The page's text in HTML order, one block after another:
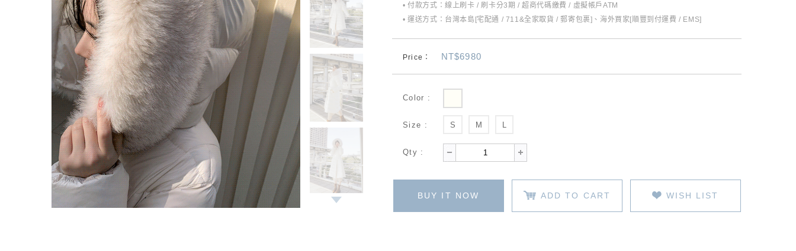
• 付款方式：線上刷卡 / 刷卡分3期 / 超商代碼繳費 / 虛擬帳戶ATM
• 運送方式：台灣本島[宅配通 / 711&全家取貨 / 郵寄包裹]、海外買家[順豐到付運費 / EMS]
Price： NT$6980
Color :
Size : S M
Qty :
BUY IT NOW ADD TO CART WISH LIST